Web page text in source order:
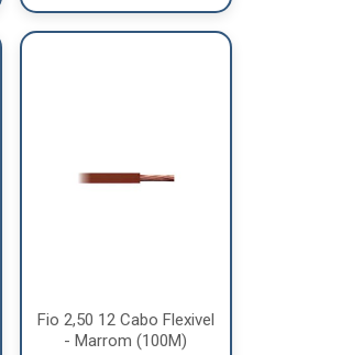
Fio 2,50 12 Cabo Flexivel
- Marrom (100M)